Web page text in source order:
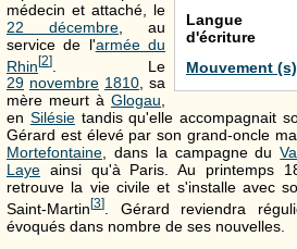
Langue
d'écriture
Mouvement (s)
médecin et attaché, le
22 décembre , au
service de l'armée du
Rhin[2] . Le
29 novembre 1810, sa
mère meurt à Glogau,
en Silésietandis qu'elle accompagnait
Gérard est élevé par son grand-oncle
Mortefontaine, dans la campagne du
Laye ainsi qu'à Paris. Au printemps
retrouve la vie civile et s'installe avec
Saint-Martin[3]
. Gérard reviendra
évoqués dans nombre de ses nouvelles.